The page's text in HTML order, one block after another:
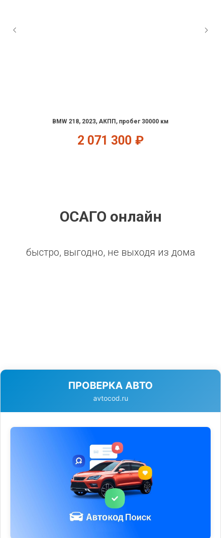
BMW 218, 2023, АКПП, пробег 30000 км
2 071 300 ₽
ОСАГО онлайн
быстро, выгодно, не выходя из дома
ПРОВЕРКА АВТО
avtocod.ru